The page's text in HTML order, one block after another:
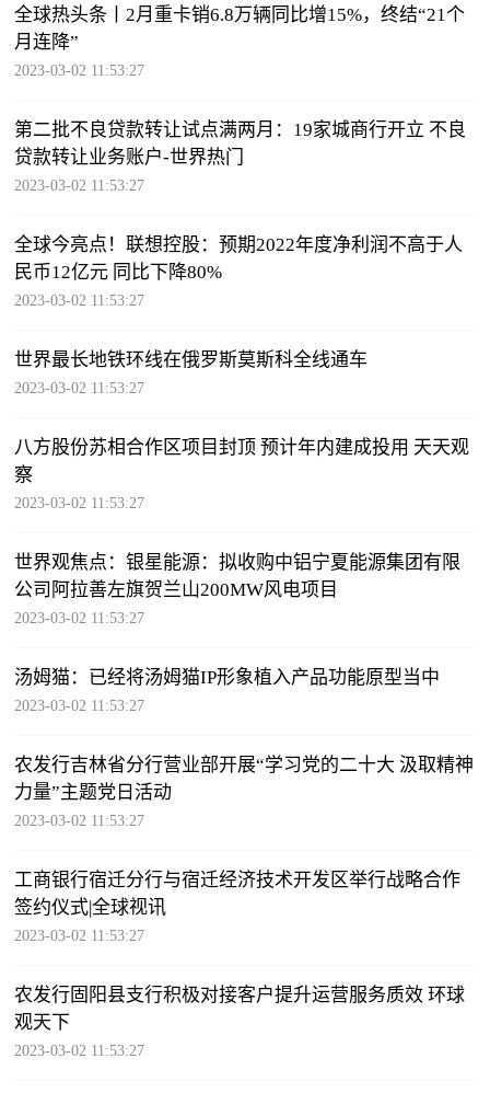
全球热头条丨2月重卡销6.8万辆同比增15%，终结“21个
月连降”
2023-03-02 11:53:27
第二批不良贷款转让试点满两月：19家城商行开立 不良
贷款转让业务账户-世界热门
2023-03-02 11:53:27
全球今亮点！联想控股：预期2022年度净利润不高于人
民币12亿元 同比下降80%
2023-03-02 11:53:27
世界最长地铁环线在俄罗斯莫斯科全线通车
2023-03-02 11:53:27
八方股份苏相合作区项目封顶 预计年内建成投用 天天观
察
2023-03-02 11:53:27
世界观焦点：银星能源：拟收购中铝宁夏能源集团有限
公司阿拉善左旗贺兰山200MW风电项目
2023-03-02 11:53:27
汤姆猫：已经将汤姆猫IP形象植入产品功能原型当中
2023-03-02 11:53:27
农发行吉林省分行营业部开展“学习党的二十大 汲取精神
力量”主题党日活动
2023-03-02 11:53:27
工商银行宿迁分行与宿迁经济技术开发区举行战略合作
签约仪式|全球视讯
2023-03-02 11:53:27
农发行固阳县支行积极对接客户提升运营服务质效 环球
观天下
2023-03-02 11:53:27